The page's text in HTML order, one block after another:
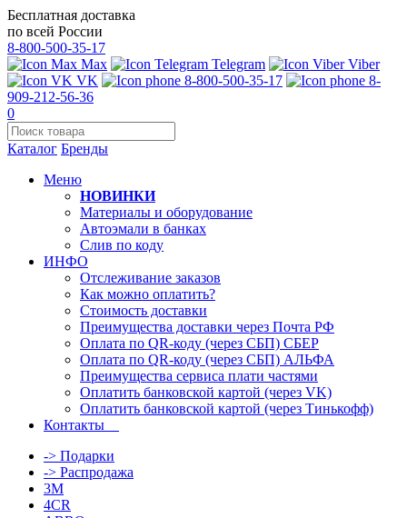
Бесплатная доставка
по всей России
8-800-500-35-17
Max
Telegram
Viber
VK
8-800-500-35-17
8-
909-212-56-36
0
Каталог Бренды
Меню
НОВИНКИ
Материалы и оборудование
Автоэмали в банках
Слив по коду
ИНФО
Отслеживание заказов
Как можно оплатить?
Стоимость доставки
Преимущества доставки через Почта РФ
Оплата по QR-коду (через СБП) СБЕР
Оплата по QR-коду (через СБП) АЛЬФА
Преимущества сервиса плати частями
Оплатить банковской картой (через VK)
Оплатить банковской картой (через Тинькофф)
Контакты
-> Подарки
-> Распродажа
3M
4CR